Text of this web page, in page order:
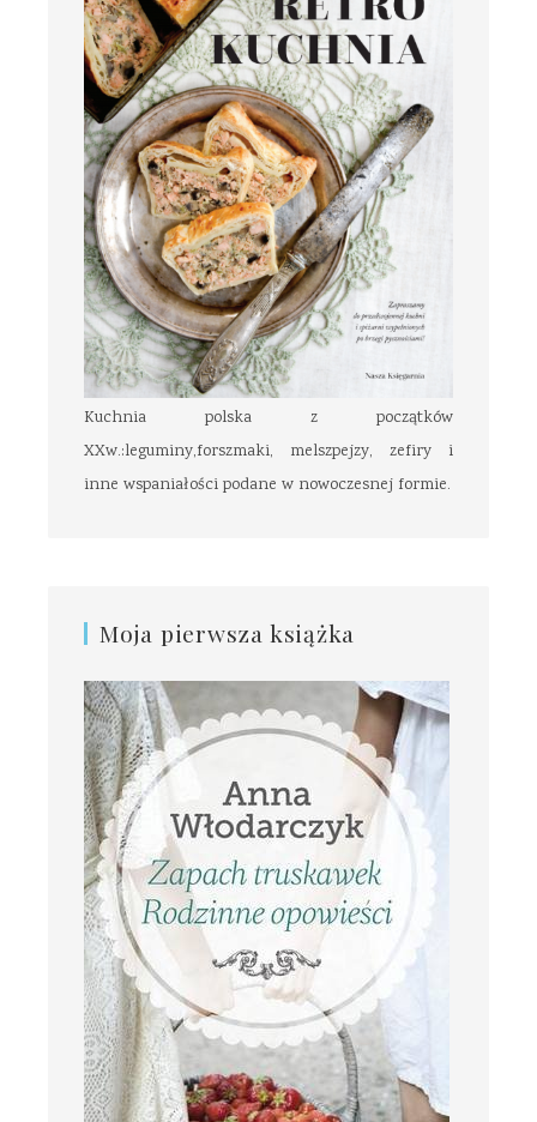
Kuchnia polska z początków
XXw.:leguminy,forszmaki, melszpejzy, zefiry i
inne wspaniałości podane w nowoczesnej formie.
Moja pierwsza książka